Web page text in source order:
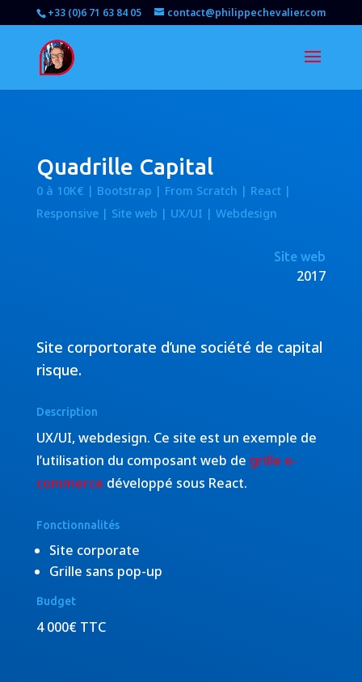
+33 (0)6 71 63 84 05 contact@philippechevalier.com
Quadrille Capital
0 à 10K€ | Bootstrap | From Scratch | React |
Responsive | Site web | UX/UI | Webdesign
Site web
2017
Site corportorate d’une société de capital
risque.
Description
UX/UI, webdesign. Ce site est un exemple de
l’utilisation du composant web de grille e-
commerce développé sous React.
Fonctionnalités
Site corporate
Grille sans pop-up
Budget
4 000€ TTC